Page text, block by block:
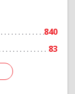
840
83